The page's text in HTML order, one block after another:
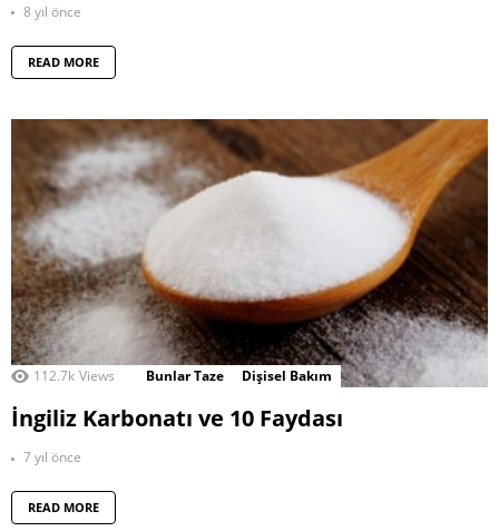
8 yıl önce
READ MORE
112.7k Views Bunlar Taze Dişisel Bakım
İngiliz Karbonatı ve 10 Faydası
7 yıl önce
READ MORE